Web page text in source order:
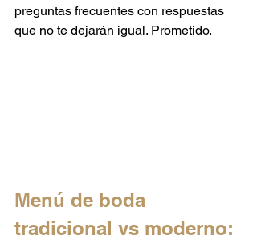
preguntas frecuentes con respuestas
que no te dejarán igual. Prometido.
Menú de boda
tradicional vs moderno: